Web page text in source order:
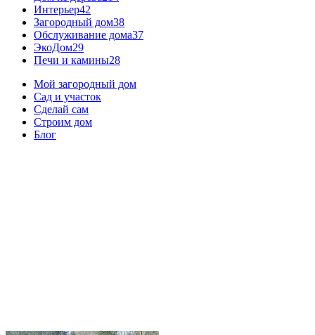
Интерьер42
Загородный дом38
Обслуживание дома37
ЭкоДом29
Печи и камины28
Мой загородный дом
Сад и участок
Сделай сам
Строим дом
Блог